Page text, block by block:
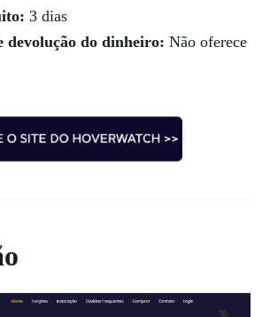
3 dias
devolução do dinheiro: Não oferece